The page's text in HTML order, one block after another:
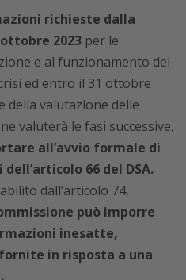
richieste dalla
2023 per le
e al funzionamento del
ed entro il 31 ottobre
della valutazione delle
valuterà le fasi successive,
all’avvio formale di
66 del DSA.
dall’articolo 74,
può imporre
inesatte,
in risposta a una